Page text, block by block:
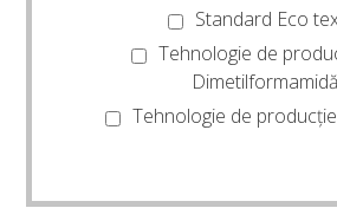
Standard Eco
Tehnologie de
Dimetilformamidă
Tehnologie de